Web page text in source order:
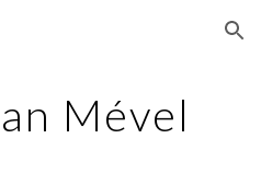
Skip to navigation
Mével